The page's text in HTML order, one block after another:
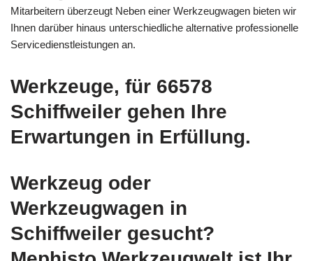
Mitarbeitern überzeugt Neben einer Werkzeugwagen bieten wir
Ihnen darüber hinaus unterschiedliche alternative professionelle
Servicedienstleistungen an.
Werkzeuge, für 66578
Schiffweiler gehen Ihre
Erwartungen in Erfüllung.
Werkzeug oder
Werkzeugwagen in
Schiffweiler gesucht?